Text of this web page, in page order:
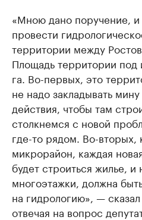
«Мною дано поручение, и
провести
территории между
Площадь территории
га. Во-первых, это
не надо закладывать
действия, чтобы там
столкнемся с новой
где-то рядом. Во-
микрорайон, каждая
будет строиться жилье, и
многоэтажки, должна
на гидрологию», — сказал
отвечая на вопрос